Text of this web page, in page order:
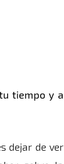
tiempo y a
dejar de ver